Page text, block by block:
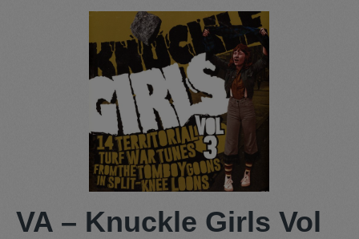
VA – Knuckle Girls Vol